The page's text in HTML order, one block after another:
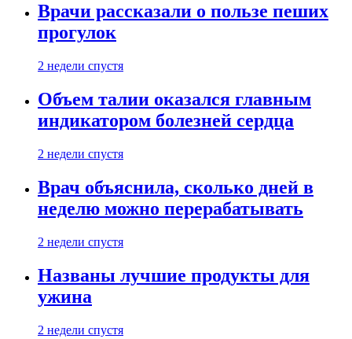
Врачи рассказали о пользе пеших
прогулок
2 недели спустя
Объем талии оказался главным
индикатором болезней сердца
2 недели спустя
Врач объяснила, сколько дней в
неделю можно перерабатывать
2 недели спустя
Названы лучшие продукты для
ужина
2 недели спустя